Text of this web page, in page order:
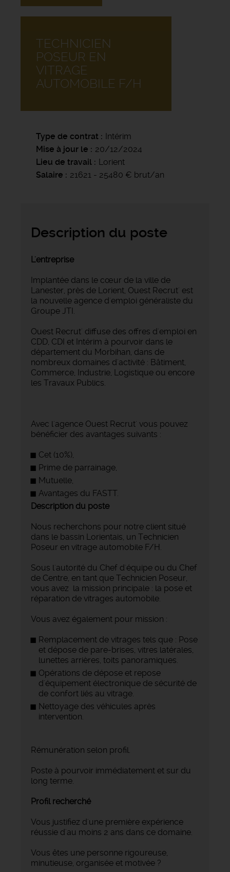
TECHNICIEN
POSEUR EN
VITRAGE
AUTOMOBILE F/H
Type de contrat
Intérim
Mise à jour le
20/12/2024
Lieu de travail
Lorient
Salaire
21621 - 25480 € brut/an
Description du poste
L'entreprise
Implantée dans le cœur de la ville de
Lanester, près de Lorient, Ouest Recrut' est
la nouvelle agence d'emploi généraliste du
Groupe JTI.
Ouest Recrut' diffuse des offres d'emploi en
CDD, CDI et Intérim à pourvoir dans le
département du Morbihan, dans de
nombreux domaines d'activité : Bâtiment,
Commerce, Industrie, Logistique ou encore
les Travaux Publics.
Avec l'agence Ouest Recrut' vous pouvez
bénéficier des avantages suivants :
Cet (10%),
Prime de parrainage,
Mutuelle,
Avantages du FASTT.
Description du poste
Nous recherchons pour notre client situé
dans le bassin Lorientais, un Technicien
Poseur en vitrage automobile F/H.
Sous l'autorité du Chef d'équipe ou du Chef
de Centre, en tant que Technicien Poseur,
vous avez la mission principale : la pose et
réparation de vitrages automobile.
Vous avez également pour mission :
Remplacement de vitrages tels que : Pose
et dépose de pare-brises, vitres latérales,
lunettes arrières, toits panoramiques.
Opérations de dépose et repose
d'équipement électronique de sécurité de
de confort liés au vitrage.
Nettoyage des véhicules après
intervention.
Rémunération selon profil.
Poste à pourvoir immédiatement et sur du
long terme.
Profil recherché
Vous justifiez d'une première expérience
réussie d'au moins 2 ans dans ce domaine.
Vous êtes une personne rigoureuse,
minutieuse, organisée et motivée ?